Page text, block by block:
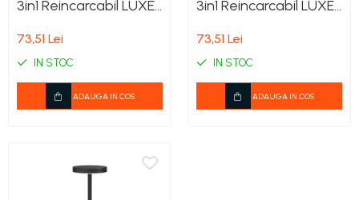
3in1 Reincarcabil LUXE-
73,51 Lei
IN STOC
ADAUGA IN COS
3in1 Reincarcabil LUXE-
73,51 Lei
IN STOC
ADAUGA IN COS